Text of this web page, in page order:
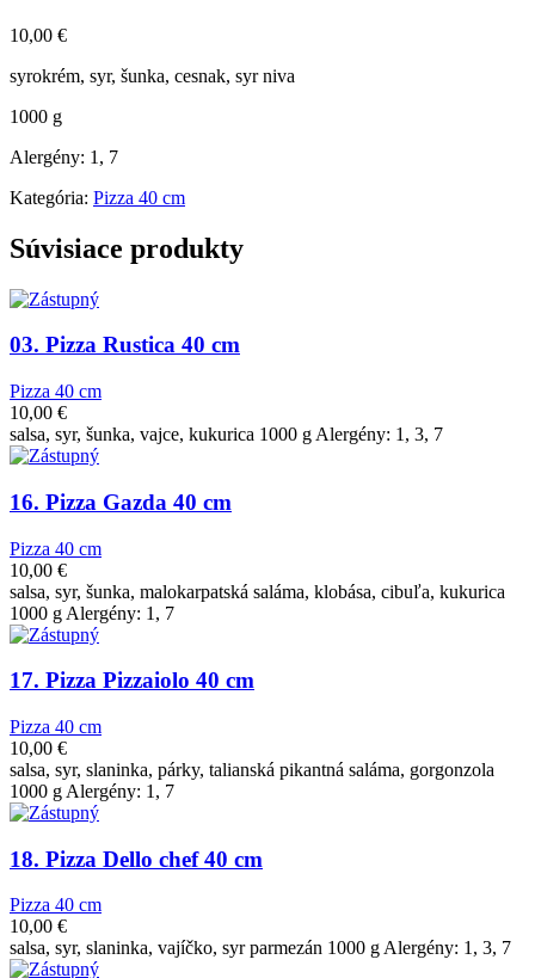
10,00 €
syrokrém, syr, šunka, cesnak, syr niva
1000 g
Alergény: 1, 7
Kategória: Pizza 40 cm
Súvisiace produkty
03. Pizza Rustica 40 cm
Pizza 40 cm
10,00 €
salsa, syr, šunka, vajce, kukurica 1000 g Alergény: 1, 3, 7
16. Pizza Gazda 40 cm
Pizza 40 cm
10,00 €
salsa, syr, šunka, malokarpatská saláma, klobása, cibuľa, kukurica
1000 g Alergény: 1, 7
17. Pizza Pizzaiolo 40 cm
Pizza 40 cm
10,00 €
salsa, syr, slaninka, párky, talianská pikantná saláma, gorgonzola
1000 g Alergény: 1, 7
18. Pizza Dello chef 40 cm
Pizza 40 cm
10,00 €
salsa, syr, slaninka, vajíčko, syr parmezán 1000 g Alergény: 1, 3, 7